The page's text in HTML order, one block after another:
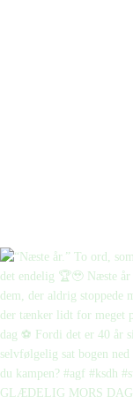
GLÆDELIG MORS DAG